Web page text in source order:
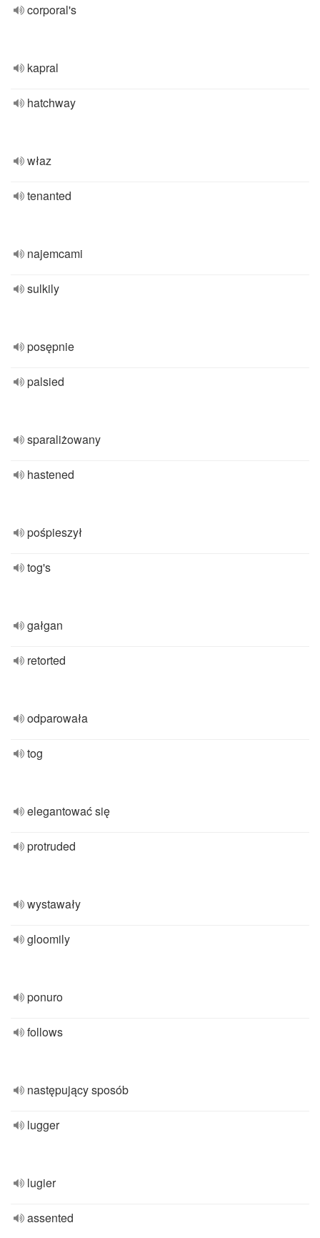
corporal's
kapral
hatchway
właz
tenanted
najemcami
sulkily
posępnie
palsied
sparaliżowany
hastened
pośpieszył
tog's
gałgan
retorted
odparowała
tog
elegantować się
protruded
wystawały
gloomily
ponuro
follows
następujący sposób
lugger
lugier
assented